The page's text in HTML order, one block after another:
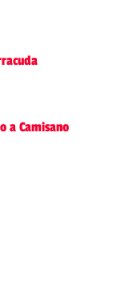
a Camisano